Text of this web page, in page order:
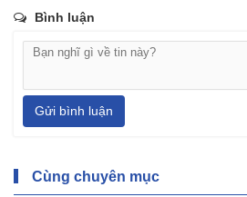
Bình luận
Gửi bình luận
Cùng chuyên mục